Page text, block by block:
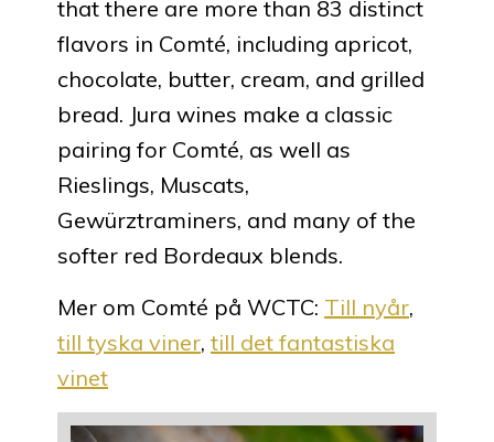
that there are more than 83 distinct
flavors in Comté, including apricot,
chocolate, butter, cream, and grilled
bread. Jura wines make a classic
pairing for Comté, as well as
Rieslings, Muscats,
Gewürztraminers, and many of the
softer red Bordeaux blends.
Mer om Comté på WCTC: Till nyår,
till tyska viner, till det fantastiska
vinet